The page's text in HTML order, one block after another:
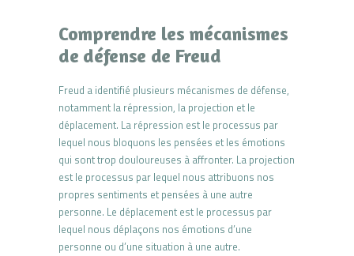
Comprendre les mécanismes
de défense de Freud
Freud a identifié plusieurs mécanismes de défense,
notamment la répression, la projection et le
déplacement. La répression est le processus par
lequel nous bloquons les pensées et les émotions
qui sont trop douloureuses à affronter. La projection
est le processus par lequel nous attribuons nos
propres sentiments et pensées à une autre
personne. Le déplacement est le processus par
lequel nous déplaçons nos émotions d’une
personne ou d’une situation à une autre.